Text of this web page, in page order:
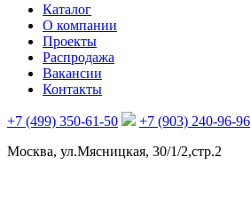
Каталог
О компании
Проекты
Распродажа
Вакансии
Контакты
+7 (499) 350-61-50 +7 (903) 240-96-96
Москва, ул.Мясницкая, 30/1/2,стр.2